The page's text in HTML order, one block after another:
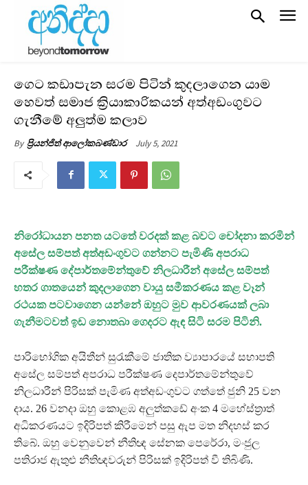
ගෙට කඩාපැන සරම පිටින් කුදලාගෙන යාම
හෙවත් සමාජ ක්‍රියාකාරිකයන් අත්අඩංගුවට
ගැනීමේ අලුත්ම කලාව
By ප්‍රියන්ජිත් ආලෝකබණ්ඩාර July 5, 2021
නිරෝධායන පනත යටතේ වරදක් කළ බවට චෝදනා කරමින්
අසේල සම්පත් අත්අඩංගුවට ගන්නට පැමිණි අපරාධ
පරීක්ෂණ දේපාර්තමේන්තුවේ නිලධාරීන් අසේල සම්පත්
හතර ගාතයෙන් කුදලාගෙන වායු සමීකරණය කළ වෑන්
රථයක පටවාගෙන යන්නේ ඔහුට මුව ආවරණයක් ලබා
ගැනීමටවත් ඉඩ නොතබා ගෙදරට ඇඳ සිටි සරම පිටිනි.
පාරිභෝගික අයිතීන් සුරැකීමේ ජාතික ව්‍යාපාරයේ සභාපති
අසේල සම්පත් අපරාධ පරීක්ෂණ දෙපාර්තමේන්තුවේ
නිලධාරීන් පිරිසක් පැමිණ අත්අඩංගුවට ගත්තේ ජුනි 25 වන
දාය. 26 වනදා ඔහු කොළඹ අලුත්කඩේ අංක 4 මහේස්ත්‍රාත්
අධිකරණයට ඉදිරිපත් කිරීමෙන් පසු ඇප මත නිදහස් කර
තිබේ. ඔහු වෙනුවෙන් නීතිඥ සේනක පෙරේරා, මංජුල
පතිරාජ ඇතුළු නීතිඥවරුන් පිරිසක් ඉදිරිපත් වී තිබිණි.